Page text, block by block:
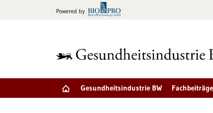
Powered by
Gesundheitsindustrie BW Fachbeiträge